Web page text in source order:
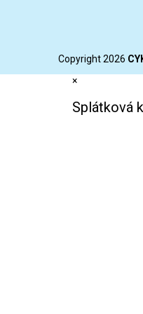
Copyright 2026
×
Splátková